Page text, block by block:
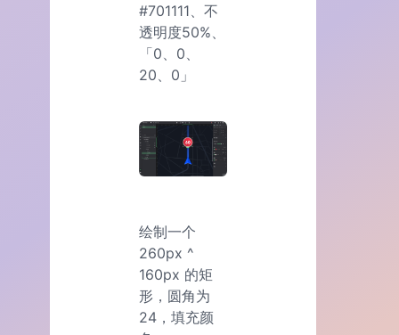
#701111、不
透明度50%、
「0、0、
20、0」
绘制一个
260px ^
160px 的矩
形，圆角为
24，填充颜